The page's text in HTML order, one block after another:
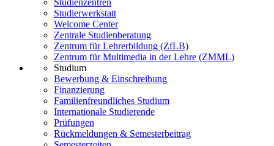
Studierwerkstatt
Welcome Center
Zentrale Studienberatung
Zentrum für Lehrerbildung (ZfLB)
Zentrum für Multimedia in der Lehre (ZMML)
Studium
Bewerbung & Einschreibung
Finanzierung
Familienfreundliches Studium
Internationale Studierende
Prüfungen
Rückmeldungen & Semesterbeitrag